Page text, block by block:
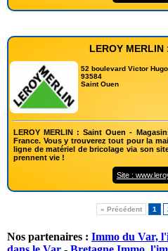
LEROY
52 boulevard Victor Hugo
93584
Saint Ouen
LEROY MERLIN : Saint Ouen -
France. Vous y trouverez tout pour la
ligne de matériel de bricolage via son
prennent vie !
Site :
« Précédent 1
Nos partenaires : Immo du Var,